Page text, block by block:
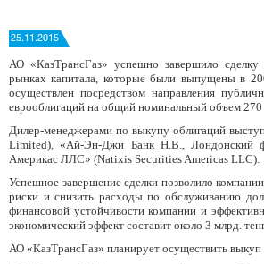
25.11.2015
АО «КазТрансГаз» успешно завершило
рынках капитала, которые были выпущены в
осуществлен посредством направления
еврооблигаций на общий номинальный объем
Дилер-менеджерами по выкупу облигаций
Limited), «Ай-Эн-Джи Банк Н.В., Лондонский
Америкас ЛЛС» (Natixis Securities Americas LLC).
Успешное завершение сделки позволило
риски и снизить расходы по обслуживанию
финансовой устойчивости компании и
экономический эффект составит около 3 млрд.
АО «КазТрансГаз» планирует осуществить